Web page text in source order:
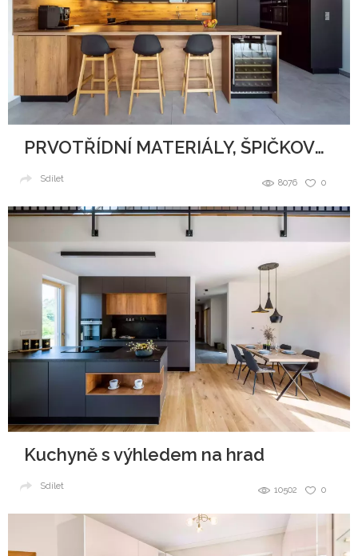
PRVOTŘÍDNÍ MATERIÁLY, ŠPIČKOVÝ DESIGN A DOKONALÉ ZPRACOVÁNÍ
0
8076
Sdílet
Kuchyně s výhledem na hrad
0
10502
Sdílet